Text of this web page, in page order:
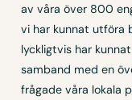
av våra över 800
vi har kunnat utföra
lyckligtvis har
samband med en
frågade våra lokala